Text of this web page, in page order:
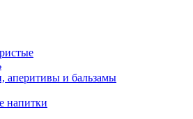
аперитивы и бальзамы
напитки